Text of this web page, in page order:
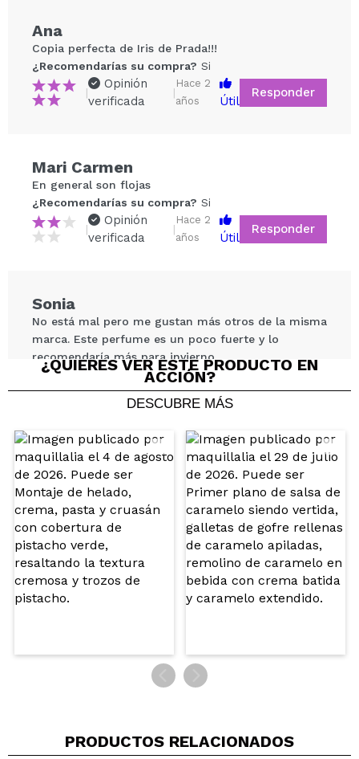
Compartir un vídeo o una foto
Tu vídeo podría ser el primero. Imagínatelo...
Ana
Copia perfecta de Iris de Prada!!!
¿Recomendarías su compra? Si
|
Opinión
verificada
|
Hace 2
años
Útil
Responder
Mari Carmen
En general son flojas
¿Recomendarías su compra? Si
|
Opinión
verificada
|
Hace 2
años
Útil
Responder
Sonia
No está mal pero me gustan más otros de la misma
marca. Este perfume es un poco fuerte y lo
recomendaría más para invierno.
¿Recomendarías su compra?Si
Opinión
verificada
|
Hace 5
años
Útil
¿QUIERES VER ESTE PRODUCTO EN
ACCIÓN?
DESCUBRE MÁS
PRODUCTOS RELACIONADOS